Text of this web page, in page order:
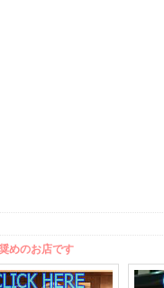
めのお店です